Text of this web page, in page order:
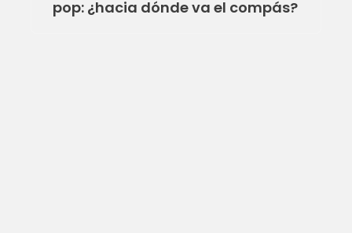
pop: ¿hacia dónde va el compás?